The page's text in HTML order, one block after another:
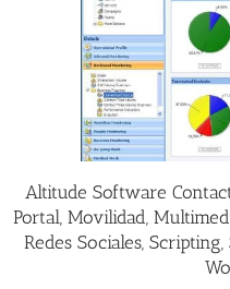
Altitude Software
Portal, Movilidad,
Redes Sociales,